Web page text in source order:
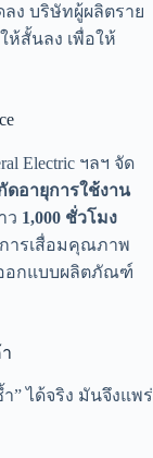
ง บริษัทผู้ผลิตราย
สั้นลง เพื่อให้
Electric ฯลฯ จัด
ดอายุการใช้งาน
ว 1,000 ชั่วโมง
ารเสื่อมคุณภาพ
อกแบบผลิตภัณฑ์
” ได้จริง มันจึงแพร่